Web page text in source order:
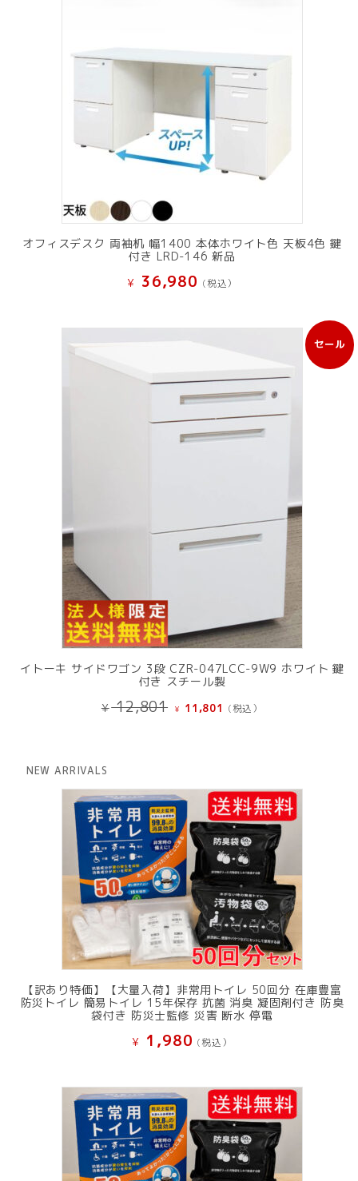
オフィスデスク 両袖机 幅1400 本体ホワイト色 天板4色 鍵
付き LRD-146 新品
¥ 36,980 (税込）
セール
販
売
イトーキ サイドワゴン 3段 CZR-047LCC-9W9 ホワイト 鍵
付き スチール製
¥12,801 元
で
し
た。
¥ 11,801 現
¥ 11,801
で
す。
(税込）
NEW ARRIVALS
【訳あり特価】【大量入荷】非常用トイレ 50回分 在庫豊富
防災トイレ 簡易トイレ 15年保存 抗菌 消臭 凝固剤付き 防臭
袋付き 防災士監修 災害 断水 停電
¥ 1,980 (税込）